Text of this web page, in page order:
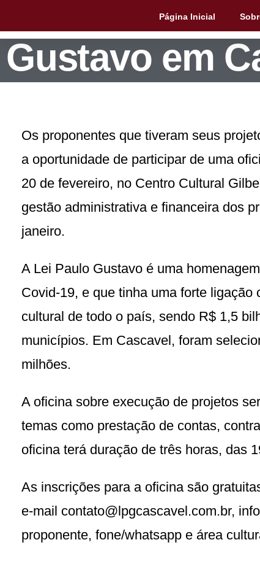
Página Inicial
Cultura
Gustavo em
Os proponentes que tiveram seus
a oportunidade de participar de uma
20 de fevereiro, no Centro Cultural
gestão administrativa e financeira dos
janeiro.
A Lei Paulo Gustavo é uma
Covid-19, e que tinha uma forte
cultural de todo o país, sendo R$ 1,5
municípios. Em Cascavel, foram
milhões.
A oficina sobre execução de projetos
temas como prestação de contas,
oficina terá duração de três horas, das
As inscrições para a oficina são
e-mail contato@lpgcascavel.com.br,
proponente, fone/whatsapp e área